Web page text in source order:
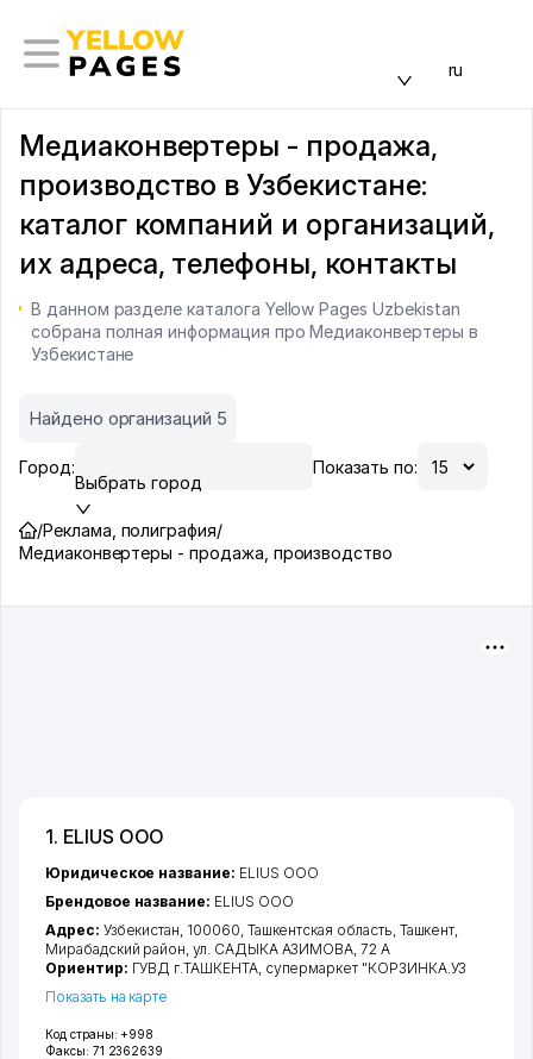
ru
Медиаконвертеры - продажа,
производство в Узбекистане:
каталог компаний и организаций,
их адреса, телефоны, контакты
В данном разделе каталога Yellow Pages Uzbekistan
собрана полная информация про Медиаконвертеры в
Узбекистане
Найдено организаций 5
Город:
Выбрать город
Показать по:
/Реклама, полиграфия/
Медиаконвертеры - продажа, производство
1. ELIUS ООО
Код страны: +998
Факсы: 71 2362639
Юридическое название: ELIUS ООО
Брендовое название: ELIUS ООО
Адрес: Узбекистан, 100060, Ташкентская область, Ташкент,
Мирабадский район,ул. САДЫКА АЗИМОВА, 72 А
Ориентир: ГУВД г.ТАШКЕНТА, супермаркет "КОРЗИНКА.УЗ
Показать на карте